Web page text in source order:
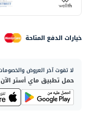
خيارات الدفع المتاحة
لا تفوت آخر العروض
حمل تطبيق ماي أستر الآن